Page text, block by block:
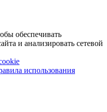
обеспечивать
и анализировать сетевой
использования